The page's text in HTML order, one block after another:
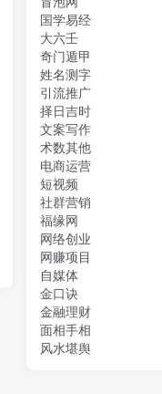
国学易经
大六壬
奇门遁甲
姓名测字
引流推广
择日吉时
文案写作
术数其他
电商运营
短视频
社群营销
福缘网
网络创业
网赚项目
自媒体
金口诀
金融理财
面相手相
风水堪舆